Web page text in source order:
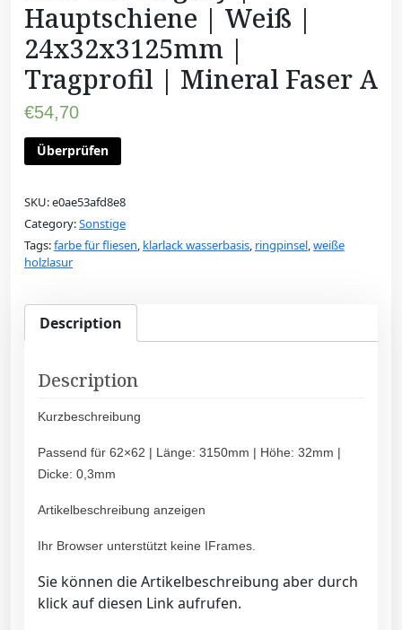
Hauptschiene | Weiß |
24x32x3125mm |
Tragprofil | Mineral Faser A
€54,70
Überprüfen
SKU:e0ae53afd8e8
Category:Sonstige
Tags:farbe für fliesen, klarlack wasserbasis, ringpinsel,weiße
holzlasur
Description
Description
Kurzbeschreibung
Passend für 62×62 | Länge: 3150mm | Höhe: 32mm |
Dicke: 0,3mm
Artikelbeschreibung anzeigen
Ihr Browser unterstützt keine IFrames.
Sie können die Artikelbeschreibung aber durch
klick auf diesen Link aufrufen.